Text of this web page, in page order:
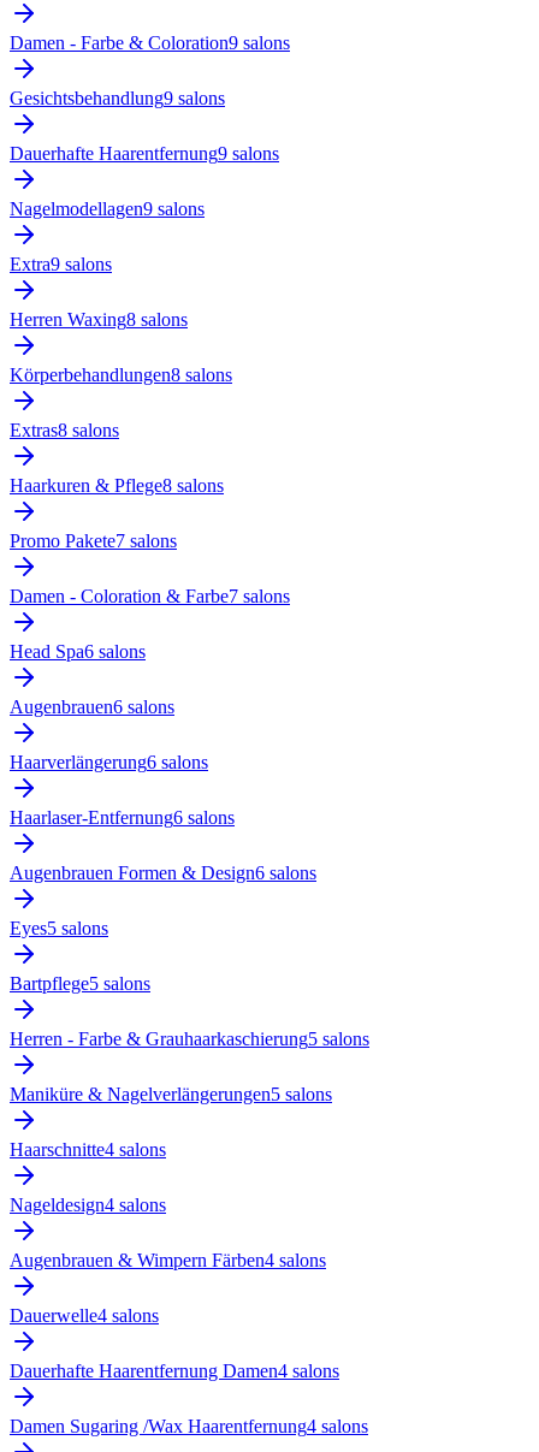
Damen - Farbe & Coloration9 salons
Gesichtsbehandlung9 salons
Dauerhafte Haarentfernung9 salons
Nagelmodellagen9 salons
Extra9 salons
Herren Waxing8 salons
Körperbehandlungen8 salons
Extras8 salons
Haarkuren & Pflege8 salons
Promo Pakete7 salons
Damen - Coloration & Farbe7 salons
Head Spa6 salons
Augenbrauen6 salons
Haarverlängerung6 salons
Haarlaser-Entfernung6 salons
Augenbrauen Formen & Design6 salons
Eyes5 salons
Bartpflege5 salons
Herren - Farbe & Grauhaarkaschierung5 salons
Maniküre & Nagelverlängerungen5 salons
Haarschnitte4 salons
Nageldesign4 salons
Augenbrauen & Wimpern Färben4 salons
Dauerwelle4 salons
Dauerhafte Haarentfernung Damen4 salons
Damen Sugaring /Wax Haarentfernung4 salons